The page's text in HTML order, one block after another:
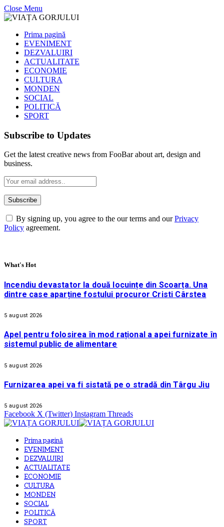
Close Menu
Prima pagină
EVENIMENT
DEZVALUIRI
ACTUALITATE
ECONOMIE
CULTURA
MONDEN
SOCIAL
POLITICĂ
SPORT
Subscribe to Updates
Get the latest creative news from FooBar about art, design and
business.
By signing up, you agree to the our terms and ourPrivacy
Policy agreement.
What's Hot
Incendiu devastator la două locuințe din Scoarța. Una
dintre case aparține fostului procuror Cristi Cârstea
5 august 2026
Apel pentru folosirea în mod rațional a apei furnizate în
sistemul public de alimentare
5 august 2026
Furnizarea apei va fi sistată pe o stradă din Târgu Jiu
5 august 2026
Facebook X (Twitter) Instagram Threads
Prima pagină
EVENIMENT
DEZVALUIRI
ACTUALITATE
ECONOMIE
CULTURA
MONDEN
SOCIAL
POLITICĂ
SPORT